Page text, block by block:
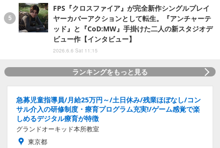
FPS『クロスファイア』が完全新作シングルプレイ
ヤーカバーアクションとして転生。『アンチャーテ
ッド』と『CoD:MW』手掛けた二人の新スタジオデ
ビュー作【インタビュー】
2026.6.6 Sat 11:15
ランキングをもっと見る
急募児童指導員/月給25万円～/土日休み/残業ほぼなし/コン
サル介入の研修制度・療育プログラム充実!/ゲーム感覚で楽
しめるデジタル療育が特徴
グランドオーキッド本所教室
東京都